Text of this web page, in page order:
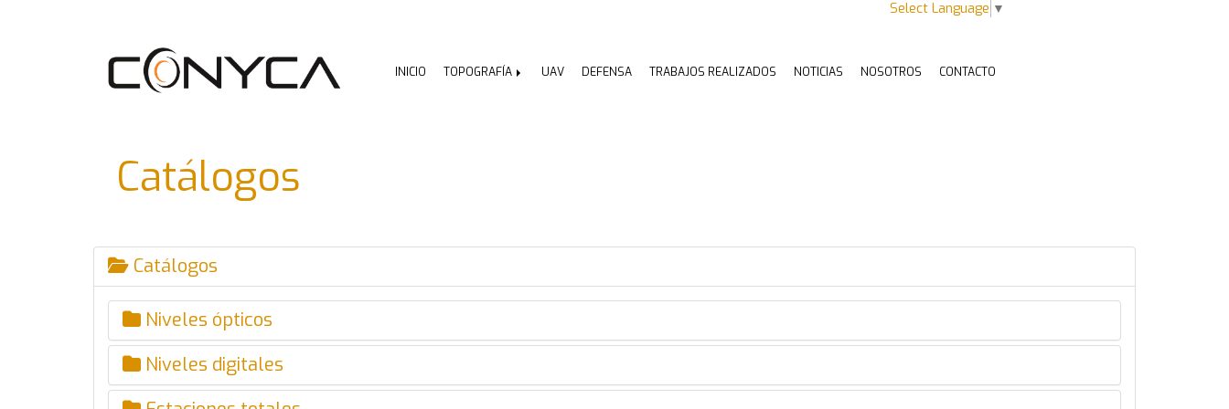
Select Language ▼
INICIO TOPOGRAFÍA UAV DEFENSA TRABAJOS REALIZADOS NOTICIAS NOSOTROS CONTACTO
Catálogos
Catálogos
Niveles ópticos
Niveles digitales